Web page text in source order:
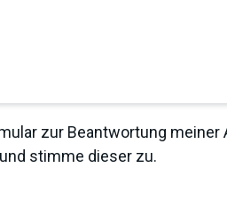
zur Beantwortung meiner
stimme dieser zu.